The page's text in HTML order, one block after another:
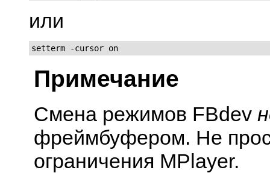
или
setterm -cursor on
Примечание
Смена режимов FBdev
фреймбуфером. Не
ограничения MPlayer.